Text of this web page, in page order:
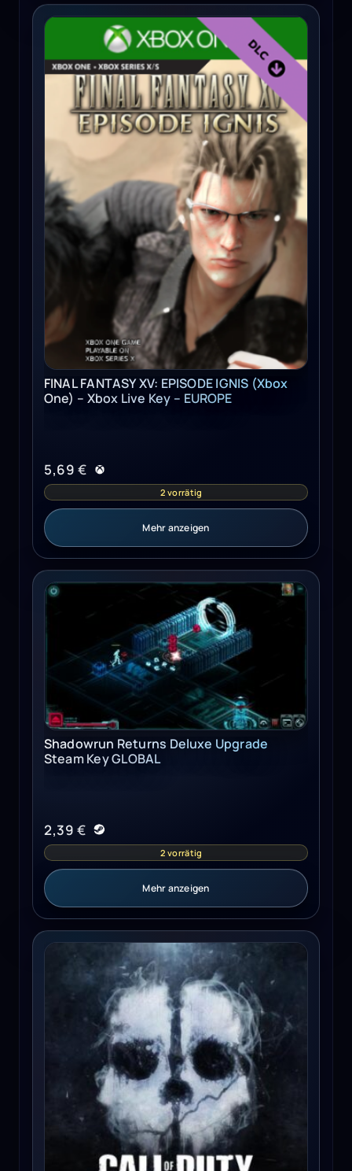
FINAL FANTASY XV: EPISODE IGNIS (Xbox One) - Xbox Live
FINAL FANTASY XV: EPISODE IGNIS (Xbox
One) – Xbox Live Key – EUROPE
5,69 €
2 vorrätig
Mehr anzeigen
Shadowrun Returns Deluxe Upgrade Steam Key GLOBAL
Shadowrun Returns Deluxe Upgrade
Steam Key GLOBAL
2,39 €
2 vorrätig
Mehr anzeigen
Call of Duty: Ghosts - Season Pass Xbox Live Key EUROPE